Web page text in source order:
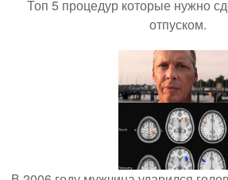
Топ 5 процедур которые нужно
отпуском.